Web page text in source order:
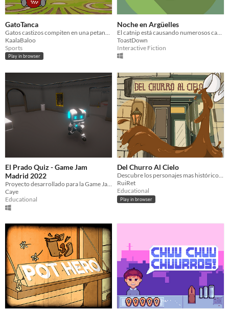
GatoTanca
KaalaBaloo
Sports
Play in browser
Noche en Argüelles
ToastDown
Interactive Fiction
El Prado Quiz - Game Jam
Madrid 2022
Proyecto desarrollado para la Game Jam Madrid de 2022
Caye
Educational
Del Churro Al Cielo
Descubre los personajes mas históricos de Madrid, mientras sirves un dulce churro y amargo café.
RuiRet
Educational
Play in browser